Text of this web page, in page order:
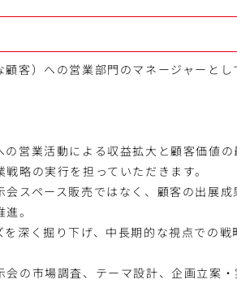
客）への営業部門のマネージャーとし
営業活動による収益拡大と顧客価値
略の実行を担っていただきます。
スペース販売ではなく、顧客の出展
。
深く掘り下げ、中長期的な視点での
の市場調査、テーマ設計、企画立案